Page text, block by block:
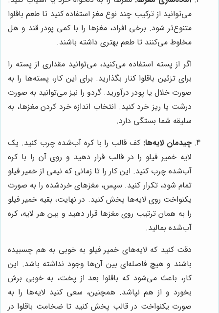
می‌توانید از ترکیب چند نوع مغز استفاده کنید تا طعم باقلوا
متنوع‌تر شود. برخی افراد، مغزها را با کمی پودر قند و هل
مخلوط می‌کنند تا طعم بهتری داشته باشند.
اگر از پسته استفاده می‌کنید، می‌توانید مقداری از پسته را
برای تزئین باقلوا کنار بگذارید. برای این کار، پسته‌ها را به
صورت خلال یا پودر درآورید. گردو را نیز می‌توانید به صورت
درشت یا ریز خرد کنید. انتخاب اندازه خرد کردن مغزها، به
سلیقه شما بستگی دارد.
چیدمان لایه‌ها: کف قالب را با کره آب‌شده چرب کنید. یک
لایه خمیر فیلو را در قالب قرار دهید و روی آن را با کره
آب‌شده چرب کنید. این کار را تا زمانی که نیمی از خمیر فیلو
تمام شود، تکرار کنید. سپس، مغزهای خردشده را به صورت
یکنواخت روی لایه‌ها پخش کنید. در نهایت، بقیه خمیر فیلو
را به همان ترتیب روی مغزها قرار دهید و بین هر لایه، کره
آب‌شده بمالید.
دقت کنید که لایه‌های خمیر فیلو به خوبی به هم چسبیده
باشند و هیچ فاصله‌ای بین آن‌ها وجود نداشته باشد. این
کار، باعث می‌شود که باقلوا بعد از پخت، به خوبی برش
بخورد و از هم نپاشد. همچنین، سعی کنید لایه‌ها را به
صورت یکنواخت در قالب پخش کنید تا ضخامت باقلوا در